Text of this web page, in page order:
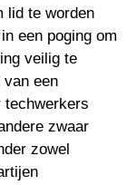
lid te worden
een poging om
veilig te
een
techwerkers
zwaar
zowel